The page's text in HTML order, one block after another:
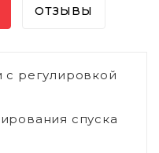
ОТЗЫВЫ
регулировкой
спуска